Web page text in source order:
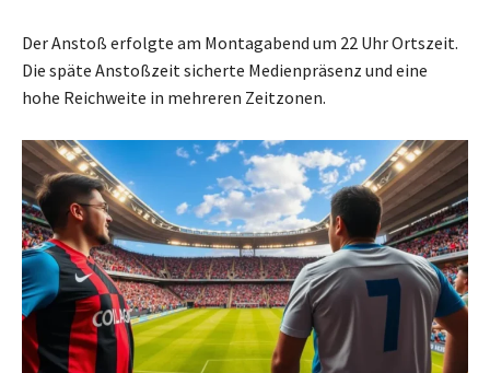
Der Anstoß erfolgte am Montagabend um 22 Uhr Ortszeit.
Die späte Anstoßzeit sicherte Medienpräsenz und eine
hohe Reichweite in mehreren Zeitzonen.